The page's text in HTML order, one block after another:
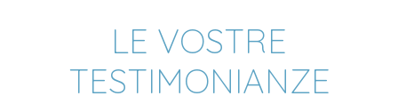
LE VOSTRE
TESTIMONIANZE